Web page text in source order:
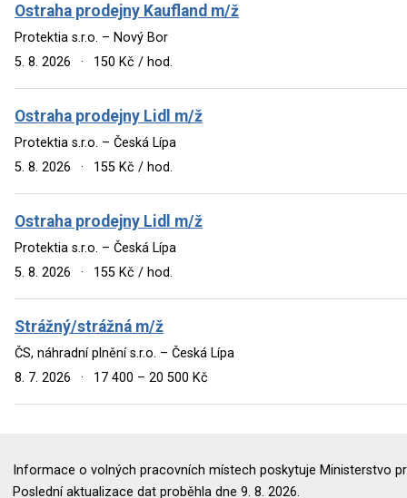
Ostraha prodejny Kaufland m/ž
Protektia s.r.o. – Nový Bor
5. 8. 2026
· 150 Kč / hod.
Ostraha prodejny Lidl m/ž
Protektia s.r.o. – Česká Lípa
5. 8. 2026
· 155 Kč / hod.
Ostraha prodejny Lidl m/ž
Protektia s.r.o. – Česká Lípa
5. 8. 2026
· 155 Kč / hod.
Strážný/strážná m/ž
ČS, náhradní plnění s.r.o. – Česká Lípa
8. 7. 2026
· 17 400 – 20 500 Kč
Informace o volných pracovních místech poskytuje Ministerstvo
Poslední aktualizace dat proběhla dne 9. 8. 2026.